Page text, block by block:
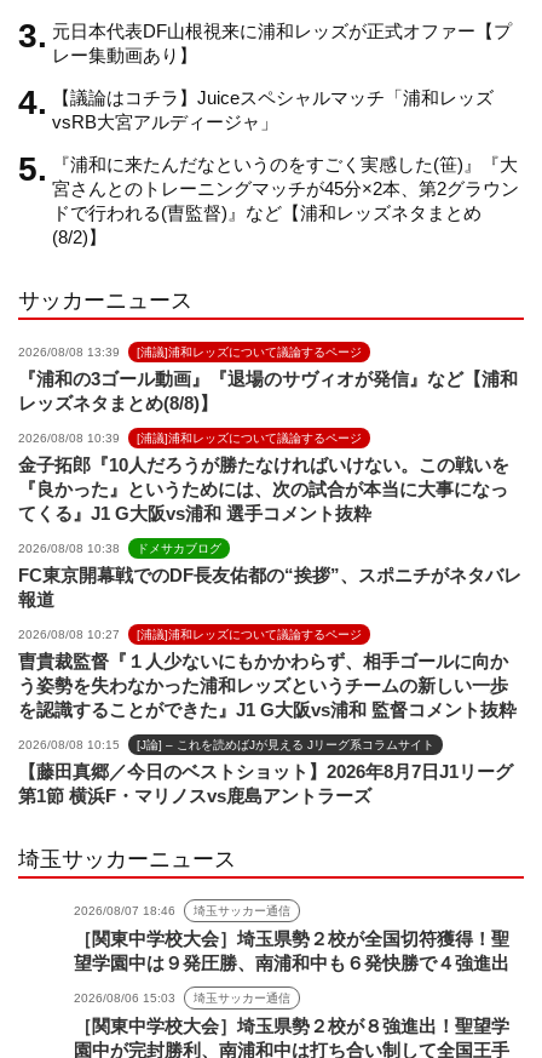
n
e
元日本代表DF山根視来に浦和レッズが正式オファー【プ
レー集動画あり】
【議論はコチラ】Juiceスペシャルマッチ「浦和レッズ
vsRB大宮アルディージャ」
『浦和に来たんだなというのをすごく実感した(笹)』『大
宮さんとのトレーニングマッチが45分×2本、第2グラウン
ドで行われる(曺監督)』など【浦和レッズネタまとめ
(8/2)】
サッカーニュース
2026/08/08 13:39 [浦議]浦和レッズについて議論するページ
『浦和の3ゴール動画』『退場のサヴィオが発信』など【浦和
レッズネタまとめ(8/8)】
2026/08/08 10:39 [浦議]浦和レッズについて議論するページ
金子拓郎『10人だろうが勝たなければいけない。この戦いを
『良かった』というためには、次の試合が本当に大事になっ
てくる』J1 G大阪vs浦和 選手コメント抜粋
2026/08/08 10:38 ドメサカブログ
FC東京開幕戦でのDF長友佑都の“挨拶”、スポニチがネタバレ
報道
2026/08/08 10:27 [浦議]浦和レッズについて議論するページ
曺貴裁監督『１人少ないにもかかわらず、相手ゴールに向か
う姿勢を失わなかった浦和レッズというチームの新しい一歩
を認識することができた』J1 G大阪vs浦和 監督コメント抜粋
2026/08/08 10:15 [J論] – これを読めばJが見える Jリーグ系コラムサイト
【藤田真郷／今日のベストショット】2026年8月7日J1リーグ
第1節 横浜F・マリノスvs鹿島アントラーズ
埼玉サッカーニュース
2026/08/07 18:46 埼玉サッカー通信
［関東中学校大会］埼玉県勢２校が全国切符獲得！聖
望学園中は９発圧勝、南浦和中も６発快勝で４強進出
2026/08/06 15:03 埼玉サッカー通信
［関東中学校大会］埼玉県勢２校が８強進出！聖望学
園中が完封勝利、南浦和中は打ち合い制して全国王手